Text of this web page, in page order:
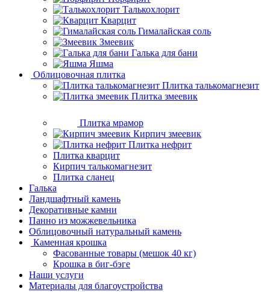
Талькохлорит
Кварцит
Гималайская соль
Змеевик
Галька для бани
Яшма
Облицовочная плитка
Плитка талькомагнезит
Плитка змеевик
Плитка мрамор
Кирпич змеевик
Плитка нефрит
Плитка кварцит
Кирпич талькомагнезит
Плитка сланец
Галька
Ландшафтный камень
Декоративные камни
Панно из можжевельника
Облицовочный натуральный камень
Каменная крошка
Фасованные товары (мешок 40 кг)
Крошка в биг-бэге
Наши услуги
Материалы для благоустройства